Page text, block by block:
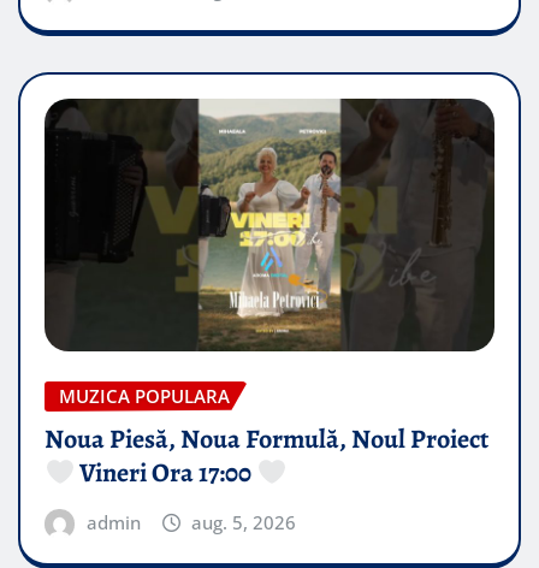
MUZICA POPULARA
Noua Piesă, Noua Formulă, Noul Proiect
Vineri Ora 17:00
admin aug. 5, 2026